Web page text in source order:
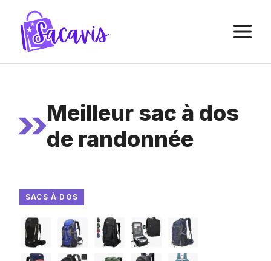
contenu
Meilleur sac à dos
de randonnée
SACS À DOS